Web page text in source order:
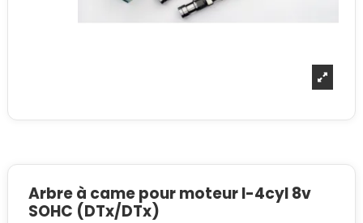
Arbre à came pour moteur I-4cyl 8v
SOHC (DTx/DTx)